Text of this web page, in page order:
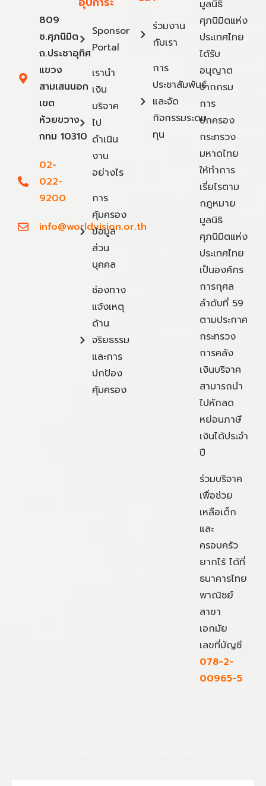
809
ซ.ศุภนิมิต
ถ.ประชาอุทิศ
แขวง
สามเสนนอก
เขต
ห้วยขวาง
กทม 10310
02-
022-
9200
info@worldvision.or.th
Sponsor
Portal
เรานำ
เงิน
บริจาค
ไป
ดำเนิน
งาน
อย่างไร
การ
คุ้มครอง
ข้อมูล
ส่วน
บุคคล
ช่องทาง
แจ้งเหตุ
ด้าน
จริยธรรม
และการ
ปกป้อง
คุ้มครอง
ร่วมงาน
กับเรา
การ
ประชาสัมพันธ์
และจัด
กิจกรรมระดม
ทุน
มูลนิธิ
ศุภนิมิตแห่ง
ประเทศไทย
ได้รับ
อนุญาต
จากกรม
การ
ปกครอง
กระทรวง
มหาดไทย
ให้ทำการ
เรี่ยไรตาม
กฎหมาย
มูลนิธิ
ศุภนิมิตแห่ง
ประเทศไทย
เป็นองค์กร
การกุศล
ลำดับที่ 59
ตามประกาศ
กระทรวง
การคลัง
เงินบริจาค
สามารถนำ
ไปหักลด
หย่อนภาษี
เงินได้ประจำ
ปี
ร่วมบริจาค
เพื่อช่วย
เหลือเด็ก
และ
ครอบครัว
ยากไร้ ได้ที่
ธนาคารไทย
พาณิชย์
สาขา
เอกมัย
เลขที่บัญชี
078-2-
00965-5